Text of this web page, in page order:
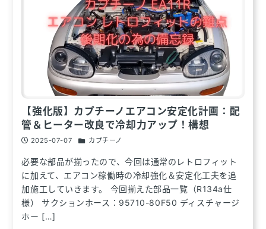
【強化版】カプチーノエアコン安定化計画：配
管＆ヒーター改良で冷却力アップ！構想
2025-07-07 カプチーノ
必要な部品が揃ったので、今回は通常のレトロフィット
に加えて、エアコン稼働時の冷却強化＆安定化工夫を追
加施工していきます。 今回揃えた部品一覧（R134a仕
様） サクションホース：95710-80F50 ディスチャージ
ホー […]